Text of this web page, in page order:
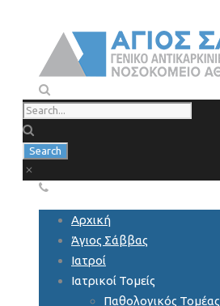
Αρχική
Άγιος Σάββας
Ιατροί
Ιατρικοί Τομείς
Παθολογικός Τομέας